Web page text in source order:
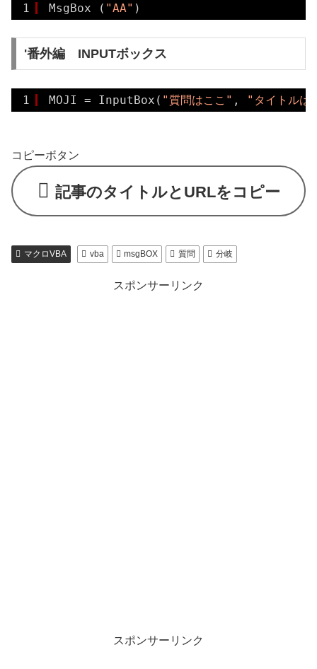
1 MsgBox ( "AA" )
'番外編 INPUTボックス
1 MOJI = InputBox( "質問はここ" , "タイトルは
コピーボタン
記事のタイトルとURLをコピー
マクロVBA vba msgBOX 質問 分岐
スポンサーリンク
スポンサーリンク